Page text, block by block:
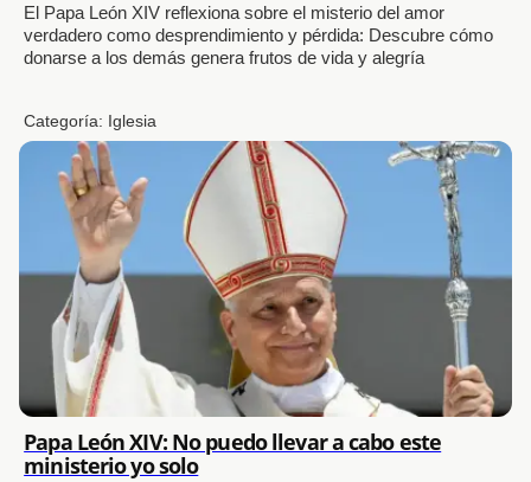
El Papa León XIV reflexiona sobre el misterio del amor
verdadero como desprendimiento y pérdida: Descubre cómo
donarse a los demás genera frutos de vida y alegría
Categoría: Iglesia
Papa León XIV: No puedo llevar a cabo este
ministerio yo solo